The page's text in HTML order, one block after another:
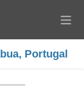
Portugal